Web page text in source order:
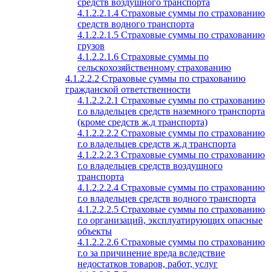
средств воздушного транспорта
4.1.2.2.1.4 Страховые суммы по страхованию
средств водного транспорта
4.1.2.2.1.5 Страховые суммы по страхованию
грузов
4.1.2.2.1.6 Страховые суммы по
сельскохозяйственному страхованию
4.1.2.2.2 Страховые суммы по страхованию
гражданской ответственности
4.1.2.2.2.1 Страховые суммы по страхованию
г.о владельцев средств наземного транспорта
(кроме средств ж.д транспорта)
4.1.2.2.2.2 Страховые суммы по страхованию
г.о владельцев средств ж.д транспорта
4.1.2.2.2.3 Страховые суммы по страхованию
г.о владельцев средств воздушного
транспорта
4.1.2.2.2.4 Страховые суммы по страхованию
г.о владельцев средств водного транспорта
4.1.2.2.2.5 Страховые суммы по страхованию
г.о организаций, эксплуатирующих опасные
объекты
4.1.2.2.2.6 Страховые суммы по страхованию
г.о за причинение вреда вследствие
недостатков товаров, работ, услуг